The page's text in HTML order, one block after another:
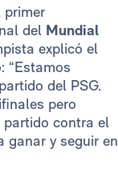
primer
del Mundial
explicó el
“Estamos
del PSG.
pero
partido contra el
ganar y seguir en